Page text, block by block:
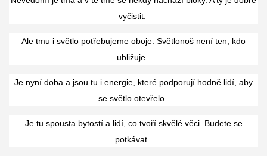
vyčistit.
Ale tmu i světlo potřebujeme oboje. Světlonoš není ten, kdo
ubližuje.
Je nyní doba a jsou tu i energie, které podporují hodně lidí, aby
se světlo otevřelo.
Je tu spousta bytostí a lidí, co tvoří skvělé věci. Budete se
potkávat.